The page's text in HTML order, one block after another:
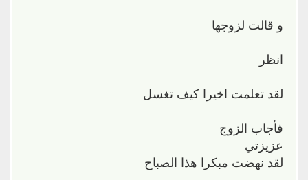
و قالت لزوجها
انظر
لقد تعلمت اخيرا كيف تغسل
فأجاب الزوج
عزيزتي
لقد نهضت مبكرا هذا الصباح